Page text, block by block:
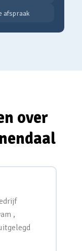
afspraak
over
,